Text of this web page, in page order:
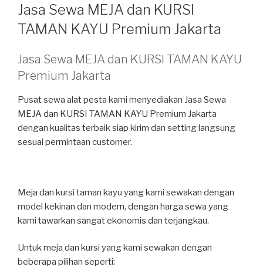
PADA
Jasa Sewa MEJA dan KURSI
TAMAN KAYU Premium Jakarta
Jasa Sewa MEJA dan KURSI TAMAN KAYU
Premium Jakarta
Pusat sewa alat pesta kami menyediakan Jasa Sewa
MEJA dan KURSI TAMAN KAYU Premium Jakarta
dengan kualitas terbaik siap kirim dan setting langsung
sesuai permintaan customer.
Meja dan kursi taman kayu yang kami sewakan dengan
model kekinan dan modern, dengan harga sewa yang
kami tawarkan sangat ekonomis dan terjangkau.
Untuk meja dan kursi yang kami sewakan dengan
beberapa pilihan seperti: